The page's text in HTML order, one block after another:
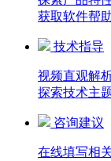
获取软件帮
技术指导
视频直观解
探索技术主
咨询建议
在线填写相